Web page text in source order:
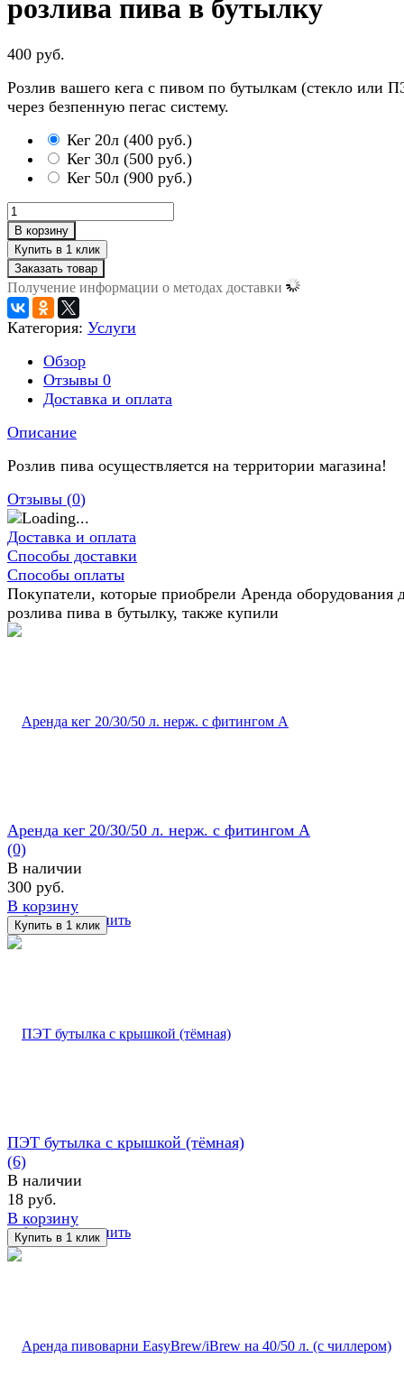
розлива пива в бутылку
400 руб.
Розлив вашего кега с пивом по бутылкам (стекло или
через безпенную пегас систему.
Кег 20л (400 руб.)
Кег 30л (500 руб.)
Кег 50л (900 руб.)
В корзину
Заказать товар
Получение информации о методах доставки
Категория: Услуги
Обзор
Отзывы 0
Доставка и оплата
Описание
Розлив пива осуществляется на территории магазина!
Отзывы (0)
Доставка и оплата
Способы доставки
Способы оплаты
Покупатели, которые приобрели Аренда оборудования
розлива пива в бутылку, также купили
избранное сравнить
Аренда кег 20/30/50 л. нерж. с фитингом А
(0)
В наличии
300 руб.
В корзину
избранное сравнить
ПЭТ бутылка с крышкой (тёмная)
(6)
В наличии
18 руб.
В корзину